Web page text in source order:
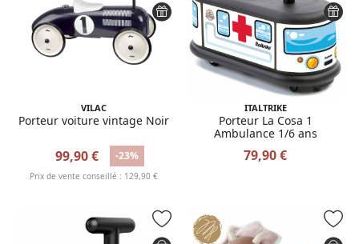
VILAC
Porteur voiture vintage Noir
99,90 € -23%
Prix de vente conseillé : 129,90 €
ITALTRIKE
Porteur La Cosa 1
Ambulance 1/6 ans
79,90 €